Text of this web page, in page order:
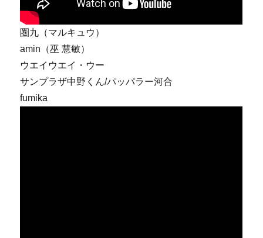
圏九（マルキュウ）
amin（巫 慧敏）
ウエイウエイ・ウー
サンプラザ中野くん/パッパラー河合
fumika